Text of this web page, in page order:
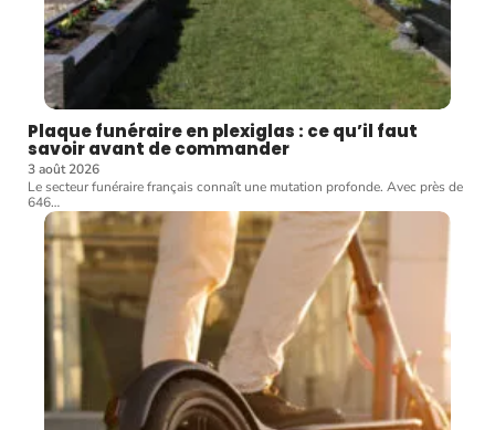
Plaque funéraire en plexiglas : ce qu’il faut
savoir avant de commander
3 août 2026
Le secteur funéraire français connaît une mutation profonde. Avec près de
646…